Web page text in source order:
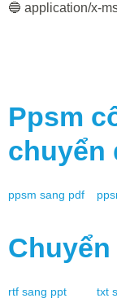
🔵 application/x-
Ppsm
chuyển
ppsm sang pdf
rtf sang ppt txt